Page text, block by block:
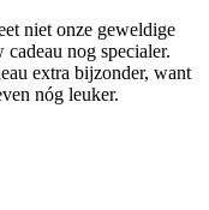
niet onze geweldige
nog specialer.
extra bijzonder, want
nóg leuker.